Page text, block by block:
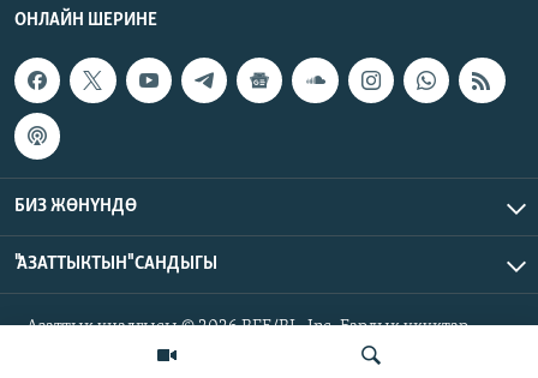
ОНЛАЙН ШЕРИНЕ
БИЗ ЖӨНҮНДӨ
"АЗАТТЫКТЫН" САНДЫГЫ
Азаттык үналгысы © 2026 RFE/RL, Inc. Бардык укуктар